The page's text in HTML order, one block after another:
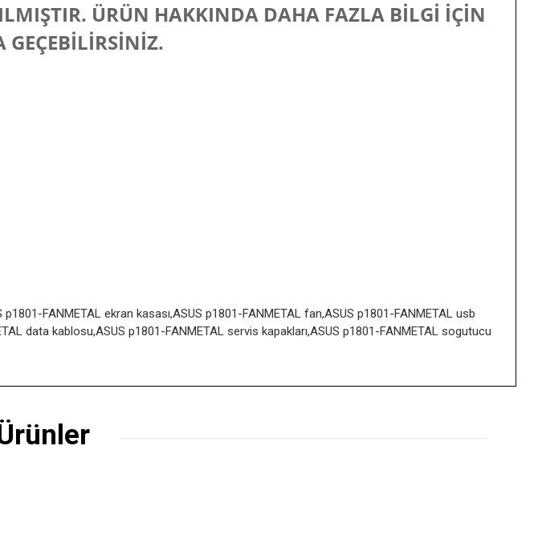
ÜRÜN HAKKINDA DAHA FAZLA BİLGİ İÇİN
FANMETAL ekran kasası,ASUS p1801-FANMETAL fan,ASUS p1801-FANMETAL usb
data kablosu,ASUS p1801-FANMETAL servis kapakları,ASUS p1801-FANMETAL sogutucu